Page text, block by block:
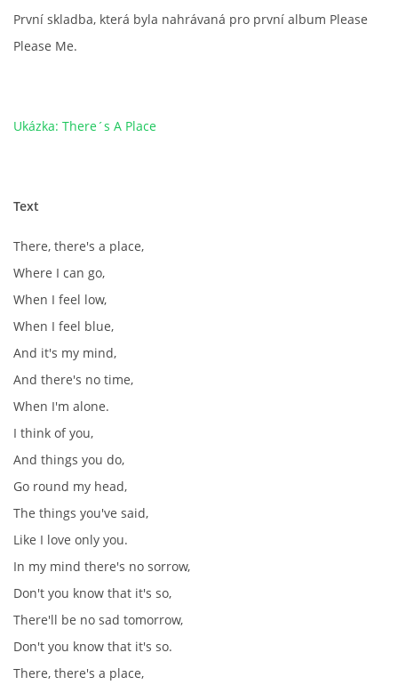
NÁSTROJE - HARRISON II
NÁSTROJE - ZESILOVAČE/KOMBA
PODPISY
DISKOGRAFIE - SINGLY VÁNOČNÍ
První skladba, která byla nahrávaná pro první album Please
Please Me.
Ukázka: There´s A Place
Text
There, there's a place,
Where I can go,
When I feel low,
When I feel blue,
And it's my mind,
And there's no time,
When I'm alone.
I think of you,
And things you do,
Go round my head,
The things you've said,
Like I love only you.
In my mind there's no sorrow,
Don't you know that it's so,
There'll be no sad tomorrow,
Don't you know that it's so.
There, there's a place,